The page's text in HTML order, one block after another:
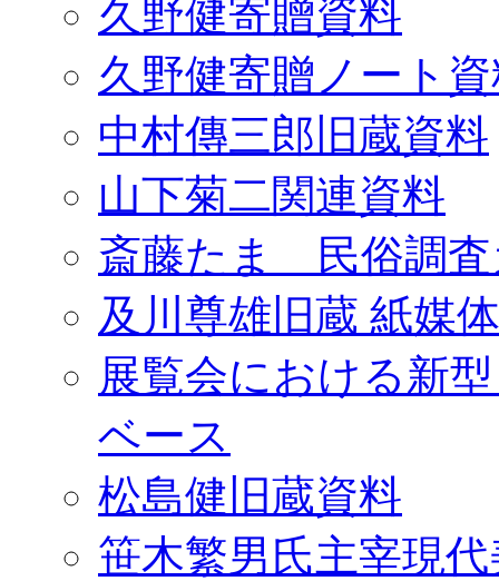
久野健寄贈資料
久野健寄贈ノート
中村傳三郎旧蔵資料
山下菊二関連資料
斎藤たま 民俗調査
及川尊雄旧蔵 紙媒
展覧会における新
ベース
松島健旧蔵資料
笹木繁男氏主宰現